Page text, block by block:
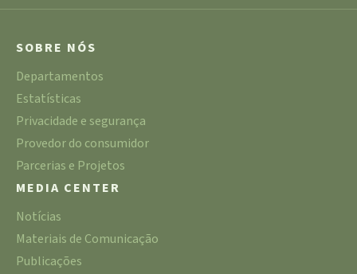
SOBRE NÓS
Departamentos
Estatísticas
Privacidade e segurança
Provedor do consumidor
Parcerias e Projetos
MEDIA CENTER
Notícias
Materiais de Comunicação
Publicações